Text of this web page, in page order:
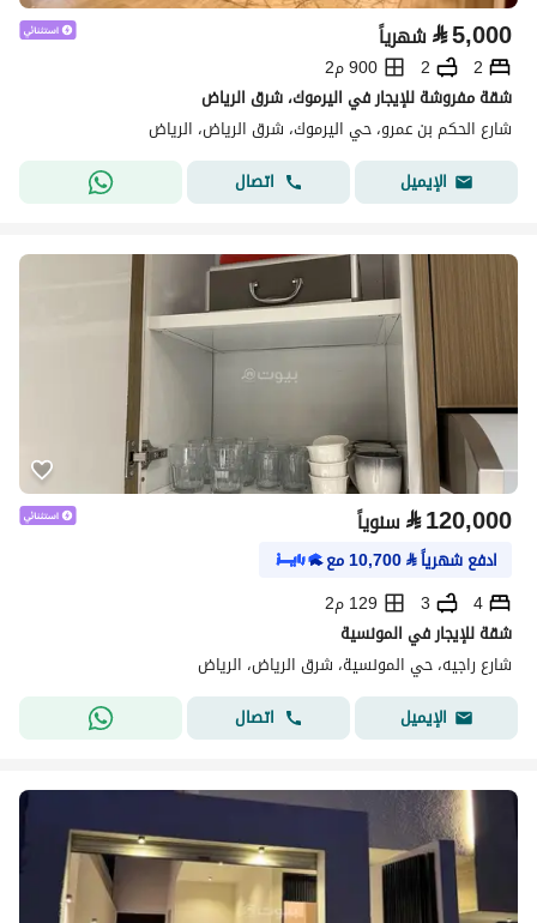
⃁5,000 شهرياً
2
2
900 م2
شقة مفروشة للإيجار في اليرموك، شرق الرياض
شارع الحكم بن عمرو، حي اليرموك، شرق الرياض، الرياض
الإيميل
اتصال
⃁120,000 سنوياً
ادفع شهرياً⃁
10,700مع
4
3
129 م2
شقة للإيجار في المونسية
شارع راجيه، حي المونسية، شرق الرياض، الرياض
الإيميل
اتصال